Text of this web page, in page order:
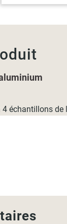
4 échantillons